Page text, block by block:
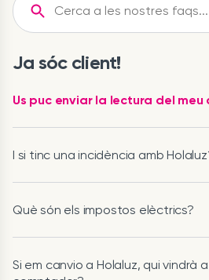
Ja sóc client!
Us puc enviar la lectura del
I si tinc una incidència amb
Què són els impostos elèctrics?
Si em canvio a Holaluz, qui vindrà